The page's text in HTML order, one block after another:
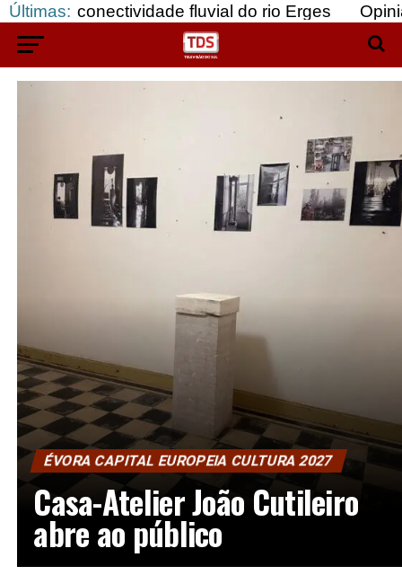
Últimas:
conectividade fluvial do rio Erges Opinião:
ÉVORA CAPITAL EUROPEIA CULTURA 2027
Casa-Atelier João Cutileiro
abre ao público